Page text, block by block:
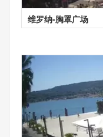
维罗纳-胸罩广场